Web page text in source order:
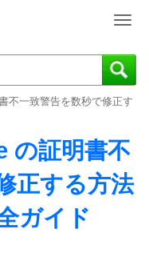
T
g
g
e
a
i
g
不一致警告を数秒で修正す
の証明書不
正する方法
ガイド